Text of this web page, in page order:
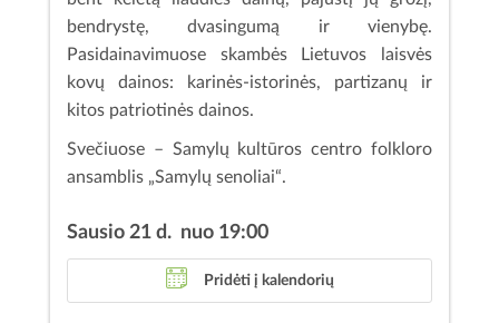
bendrystę, dvasingumą ir vienybę.
Pasidainavimuose skambės Lietuvos laisvės
kovų dainos: karinės-istorinės, partizanų ir
kitos patriotinės dainos.
Svečiuose – Samylų kultūros centro folkloro
ansamblis „Samylų senoliai“.
Sausio 21 d. nuo 19:00
Pridėti į kalendorių